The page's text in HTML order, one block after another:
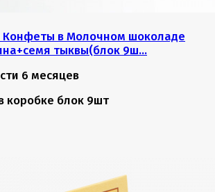
в Молочном шоколаде
тыквы(блок 9ш...
6 месяцев
коробке блок 9шт